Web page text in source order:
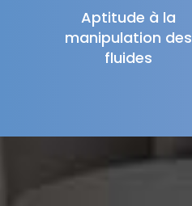
Aptitude à la
manipulation des
fluides